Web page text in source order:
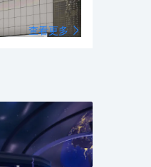
欣賞360度、遠
台，還是102樓
自由神像、時代
的《舞蹈》、畢
、版畫、攝影、
查看更多